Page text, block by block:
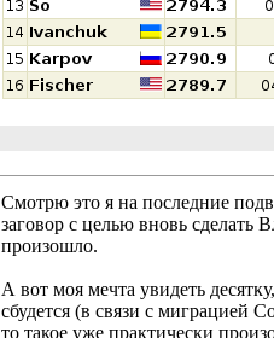
Смотрю это я на последние
заговор с целью вновь сделать
произошло.
А вот моя мечта увидеть
сбудется (в связи с миграцией
то такое уже практически